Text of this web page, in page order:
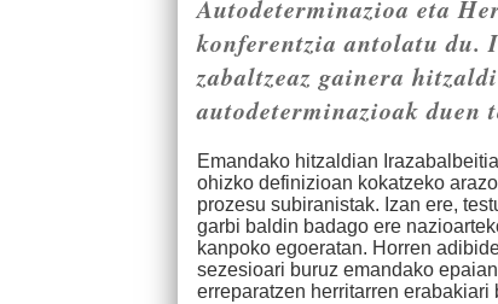
Autodeterminazioa eta
konferentzia antolatu du.
zabaltzeaz gainera
autodeterminazioak duen
Emandako hitzaldian
ohizko definizioan kokatzeko
prozesu subiranistak. Izan ere,
garbi baldin badago ere
kanpoko egoeratan. Horren
sezesioari buruz emandako
erreparatzen herritarren